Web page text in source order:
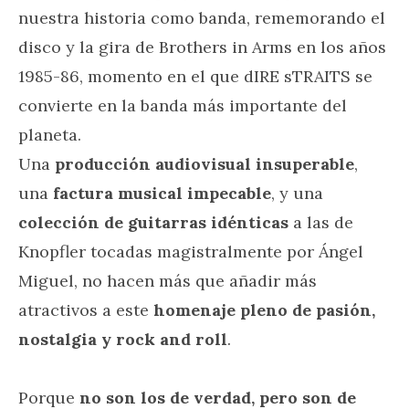
nuestra historia como banda, rememorando el
disco y la gira de Brothers in Arms en los años
1985-86, momento en el que dIRE sTRAITS se
convierte en la banda más importante del
planeta.
Una producción audiovisual insuperable,
una factura musical impecable, y una
colección de guitarras idénticas a las de
Knopfler tocadas magistralmente por Ángel
Miguel, no hacen más que añadir más
atractivos a este homenaje pleno de pasión,
nostalgia y rock and roll.
Porque no son los de verdad, pero son de